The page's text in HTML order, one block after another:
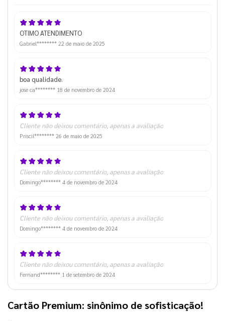
OTIMO ATENDIMENTO
Gabriel******** 22 de maio de 2025
boa qualidade.
jose ca******** 18 de novembro de 2024
Cliente não deixou comentário, apenas a avaliação
Priscil******** 26 de maio de 2025
Cliente não deixou comentário, apenas a avaliação
Domingo******** 4 de novembro de 2024
Cliente não deixou comentário, apenas a avaliação
Domingo******** 4 de novembro de 2024
Cliente não deixou comentário, apenas a avaliação
Fernand******** 1 de setembro de 2024
Cartão Premium: sinônimo de sofisticação!